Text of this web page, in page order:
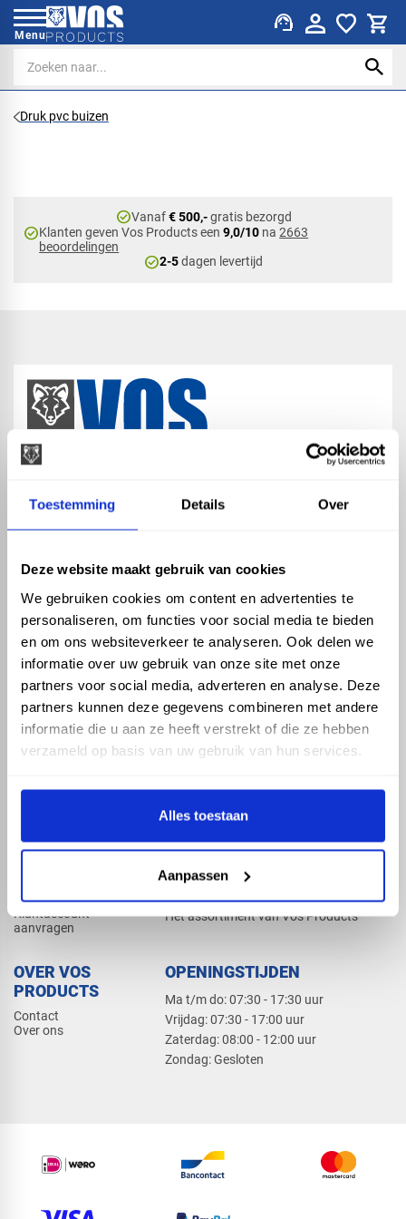
Toestemming Details Over
Deze website maakt gebruik van cookies
We gebruiken cookies om content en advertenties te
personaliseren, om functies voor social media te bieden
en om ons websiteverkeer te analyseren. Ook delen we
informatie over uw gebruik van onze site met onze
partners voor social media, adverteren en analyse. Deze
partners kunnen deze gegevens combineren met andere
informatie die u aan ze heeft verstrekt of die ze hebben
verzameld op basis van uw gebruik van hun services.
Alles toestaan
Aanpassen
Menu support_agent
Druk pvc buizen
check_circleVanaf€ 500,-gratis bezorgd
check_circleKlanten geven Vos Products een9,0/10 na2663
beoordelingen
check_circle2-5dagen levertijd
ASSORTIMENT
Hemelwaterafvoer
Drukleiding
Beregening
Dak en gevel
KENNIS EN HULP
Klantenservice
Kennisbank
Klantaccount
aanvragen
PRODUCTCATALOGUS 2026
Het assortiment van Vos Products
OVER VOS
PRODUCTS
Contact
Over ons
OPENINGSTIJDEN
Ma t/m do: 07:30 - 17:30 uur
​Vrijdag: 07:30 - 17:00 uur
​Zaterdag: 08:00 - 12:00 uur
​Zondag: Gesloten
phone_enabled +31 416 75 02 55
mail info@vosproducts.nl
check_circleDé bouwmarkt van Altena
check_circle Direct uit grote voorraad geleverd met eigen transport
check_circleLevering in NL en BE